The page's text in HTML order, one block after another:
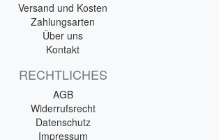
Versand und Kosten
Zahlungsarten
Über uns
Kontakt
RECHTLICHES
AGB
Widerrufsrecht
Datenschutz
Impressum